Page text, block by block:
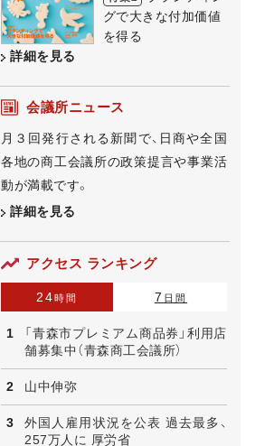
グで大きな付加価値
を得る
詳細を見る
会議所ニュース
月３回発行される新聞で、日商や全国
各地の商工会議所の政策提言や事業活
動が満載です。
詳細を見る
アクセス ランキング
24時間 7 日間
「青森市プレミアム商品券」利用店
舗募集中（青森商工会議所）
山中伸弥
外国人雇用状況を公表 過去最多、
257万人に 厚労省